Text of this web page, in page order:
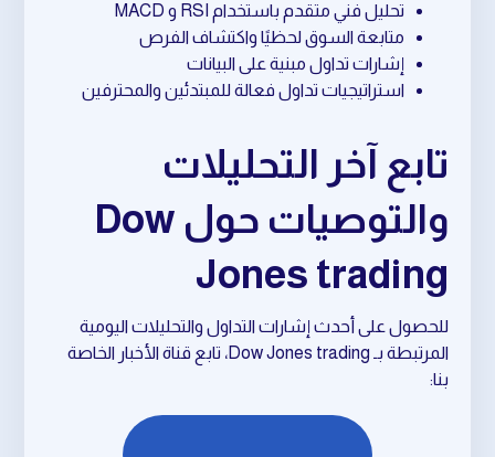
تحليل فني متقدم باستخدام RSI و MACD
متابعة السوق لحظيًا واكتشاف الفرص
إشارات تداول مبنية على البيانات
استراتيجيات تداول فعالة للمبتدئين والمحترفين
تابع آخر التحليلات
والتوصيات حول Dow
Jones trading
للحصول على أحدث إشارات التداول والتحليلات اليومية
المرتبطة بـ Dow Jones trading، تابع قناة الأخبار الخاصة
بنا: